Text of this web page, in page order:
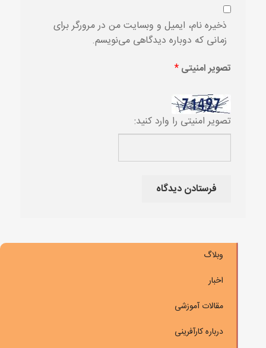
ذخیره نام، ایمیل و وبسایت من در مرورگر برای
زمانی که دوباره دیدگاهی می‌نویسم.
تصویر امنیتی*
تصویر امنیتی را وارد کنید:
وبلاگ
اخبار
مقالات آموزشی
درباره کارآفرینی